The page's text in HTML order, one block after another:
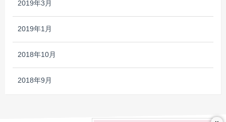
2019年3月
2019年1月
2018年10月
2018年9月